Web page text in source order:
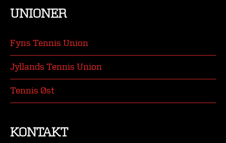
UNIONER
Fyns Tennis Union
Jyllands Tennis Union
Tennis Øst
KONTAKT